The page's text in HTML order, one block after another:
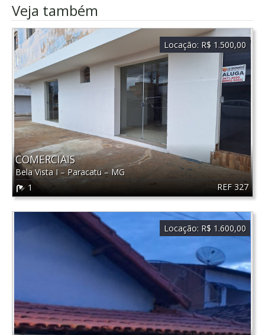
Veja também
REF 327
COMERCIAIS
Bela Vista I– Paracatu–MG
1
Locação: R$ 1.500,00
Locação: R$ 1.600,00